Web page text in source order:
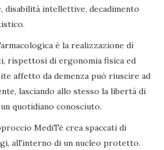
disabilità intellettive, decadimento
è la realizzazione di
rispettosi di ergonomia fisica ed
affetto da demenza può riuscire ad
lasciando allo stesso la libertà di
quotidiano conosciuto.
MediTè crea spaccati di
all'interno di un nucleo protetto.